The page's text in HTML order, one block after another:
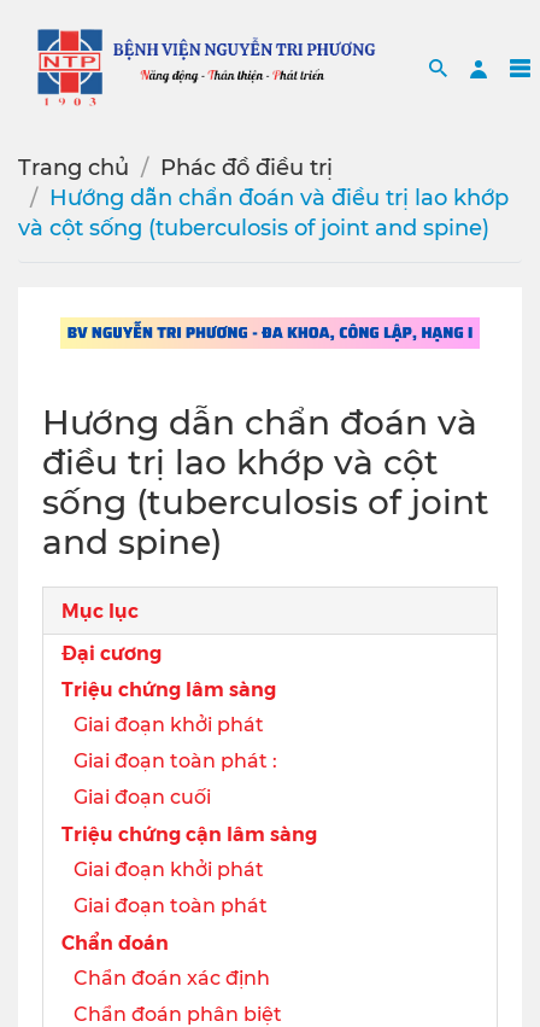
Search
Trang chủ
Phác đồ điều trị
Hướng dẫn chẩn đoán và điều trị lao khớp
và cột sống (tuberculosis of joint and spine)
Hướng dẫn chẩn đoán và
điều trị lao khớp và cột
sống (tuberculosis of joint
and spine)
Mục lục
Đại cương
Triệu chứng lâm sàng
Giai đoạn khởi phát
Giai đoạn toàn phát :
Giai đoạn cuối
Triệu chứng cận lâm sàng
Giai đoạn khởi phát
Giai đoạn toàn phát
Chẩn đoán
Chẩn đoán xác định
Chẩn đoán phân biệt